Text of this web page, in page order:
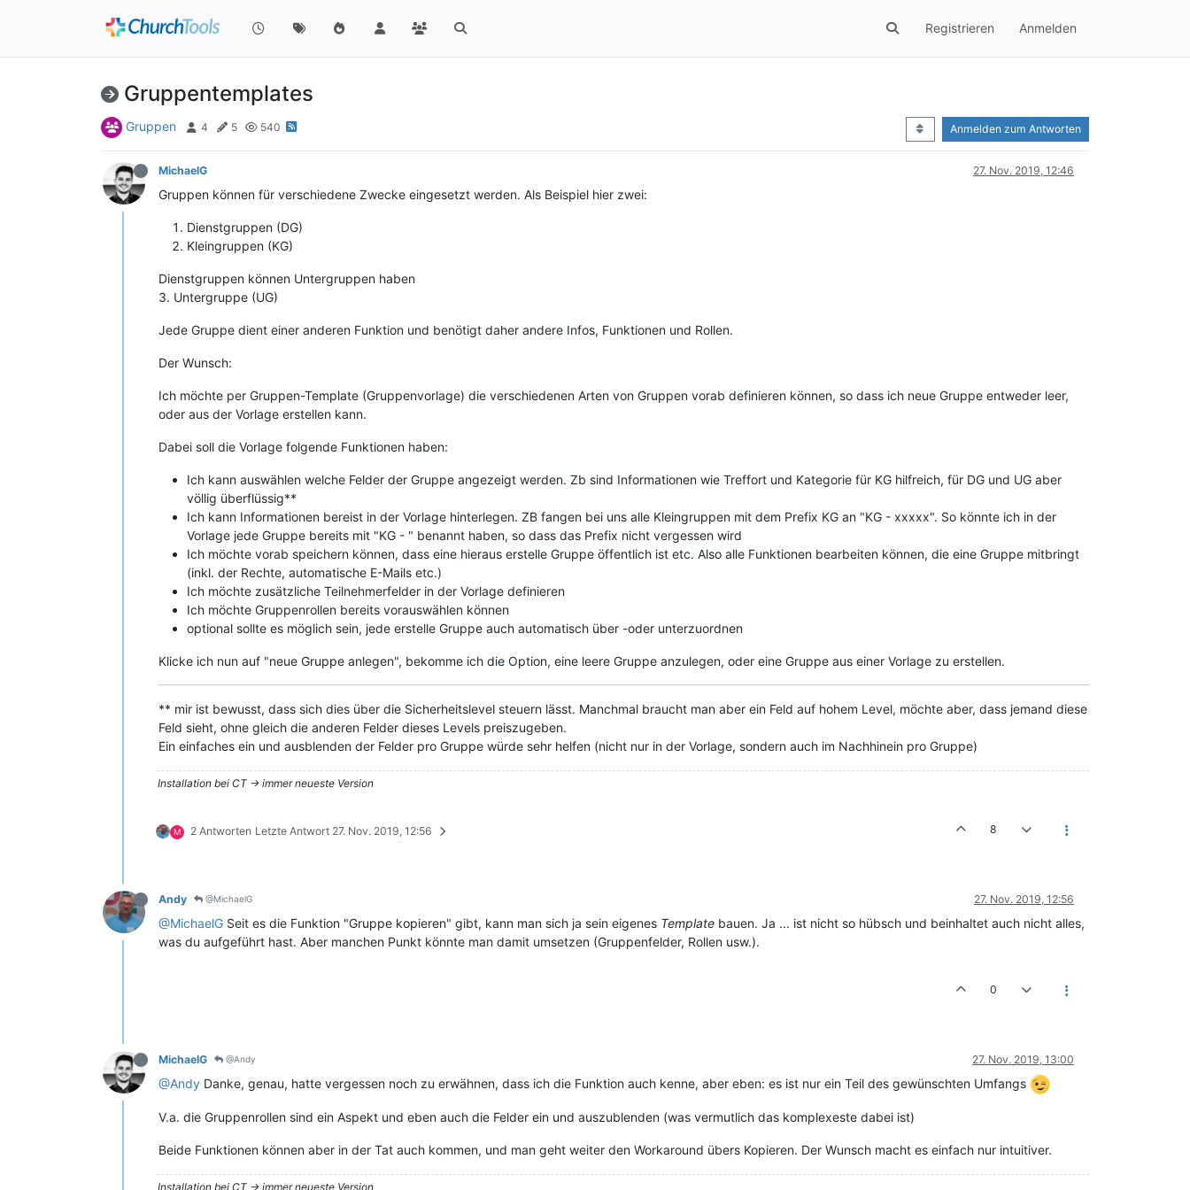
Registrieren Anmelden
Gruppentemplates
Gruppen 4 5 540 Anmelden zum Antworten
MichaelG 27. Nov. 2019, 12:46
Gruppen können für verschiedene Zwecke eingesetzt werden. Als Beispiel hier zwei:
Dienstgruppen (DG)
Kleingruppen (KG)
Dienstgruppen können Untergruppen haben
3. Untergruppe (UG)
Jede Gruppe dient einer anderen Funktion und benötigt daher andere Infos, Funktionen und Rollen.
Der Wunsch:
Ich möchte per Gruppen-Template (Gruppenvorlage) die verschiedenen Arten von Gruppen vorab definieren können, so dass ich neue Gruppe entweder leer,
oder aus der Vorlage erstellen kann.
Dabei soll die Vorlage folgende Funktionen haben:
Ich kann auswählen welche Felder der Gruppe angezeigt werden. Zb sind Informationen wie Treffort und Kategorie für KG hilfreich, für DG und UG aber
völlig überflüssig**
Ich kann Informationen bereist in der Vorlage hinterlegen. ZB fangen bei uns alle Kleingruppen mit dem Prefix KG an "KG - xxxxx". So könnte ich in der
Vorlage jede Gruppe bereits mit "KG - " benannt haben, so dass das Prefix nicht vergessen wird
Ich möchte vorab speichern können, dass eine hieraus erstelle Gruppe öffentlich ist etc. Also alle Funktionen bearbeiten können, die eine Gruppe mitbringt
(inkl. der Rechte, automatische E-Mails etc.)
Ich möchte zusätzliche Teilnehmerfelder in der Vorlage definieren
Ich möchte Gruppenrollen bereits vorauswählen können
optional sollte es möglich sein, jede erstelle Gruppe auch automatisch über -oder unterzuordnen
Klicke ich nun auf "neue Gruppe anlegen", bekomme ich die Option, eine leere Gruppe anzulegen, oder eine Gruppe aus einer Vorlage zu erstellen.
** mir ist bewusst, dass sich dies über die Sicherheitslevel steuern lässt. Manchmal braucht man aber ein Feld auf hohem Level, möchte aber, dass jemand diese
Feld sieht, ohne gleich die anderen Felder dieses Levels preiszugeben.
Ein einfaches ein und ausblenden der Felder pro Gruppe würde sehr helfen (nicht nur in der Vorlage, sondern auch im Nachhinein pro Gruppe)
Installation bei CT -> immer neueste Version
M 2 Antworten Letzte Antwort 27. Nov. 2019, 12:56 8
Andy @MichaelG 27. Nov. 2019, 12:56
@MichaelG Seit es die Funktion "Gruppe kopieren" gibt, kann man sich ja sein eigenes Template bauen. Ja ... ist nicht so hübsch und beinhaltet auch nicht alles,
was du aufgeführt hast. Aber manchen Punkt könnte man damit umsetzen (Gruppenfelder, Rollen usw.).
0
MichaelG @Andy 27. Nov. 2019, 13:00
@Andy Danke, genau, hatte vergessen noch zu erwähnen, dass ich die Funktion auch kenne, aber eben: es ist nur ein Teil des gewünschten Umfangs
V.a. die Gruppenrollen sind ein Aspekt und eben auch die Felder ein und auszublenden (was vermutlich das komplexeste dabei ist)
Beide Funktionen können aber in der Tat auch kommen, und man geht weiter den Workaround übers Kopieren. Der Wunsch macht es einfach nur intuitiver.
Installation bei CT -> immer neueste Version